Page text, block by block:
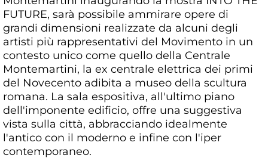
FUTURE, sarà possibile ammirare opere di
grandi dimensioni realizzate da alcuni degli
artisti più rappresentativi del Movimento in un
contesto unico come quello della Centrale
Montemartini, la ex centrale elettrica dei primi
del Novecento adibita a museo della scultura
romana. La sala espositiva, all'ultimo piano
dell'imponente edificio, offre una suggestiva
vista sulla città, abbracciando idealmente
l'antico con il moderno e infine con l'iper
contemporaneo.